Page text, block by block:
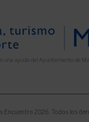
una ayuda del Ayuntamiento de
Encuentro 2026. Todos los